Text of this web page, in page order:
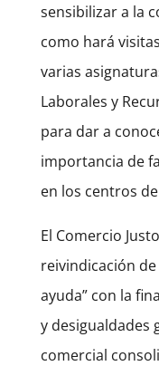
sensibilizar a la
como hará
varias
Laborales y
para dar a
importancia de
en los centros
El Comercio
reivindicación
ayuda” con la
y desigualdades
comercial